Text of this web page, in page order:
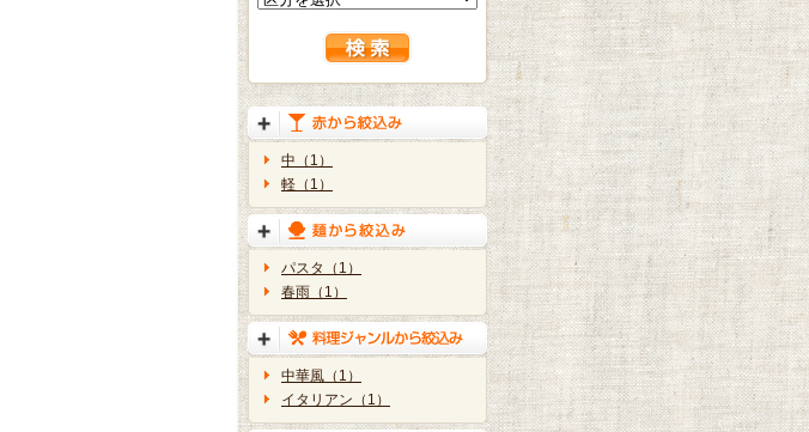
中（1）
軽（1）
パスタ（1）
春雨（1）
中華風（1）
イタリアン（1）